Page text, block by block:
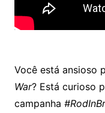
Você está ansioso
War? Está curioso
campanha